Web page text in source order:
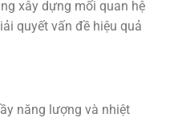
xây dựng mối quan hệ
quyết vấn đề hiệu quả
năng lượng và nhiệt